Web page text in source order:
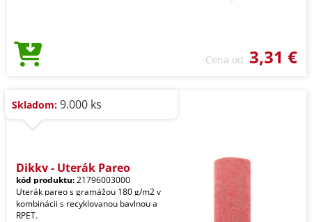
Cena od 3,31 €
Skladom: 9.000 ks
Dikky - Uterák Pareo
kód produktu:21796003000
Uterák pareo s gramážou 180 g/m2 v
kombinácii s recyklovanou bavlnou a
RPET.